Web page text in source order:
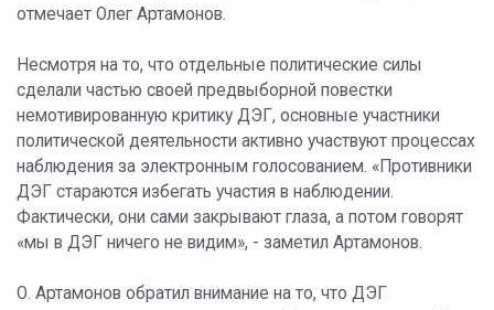
отмечает Олег Артамонов.
Несмотря на то, что отдельные политические силы
сделали частью своей предвыборной повестки
немотивированную критику ДЭГ, основные участники
политической деятельности активно участвуют процессах
наблюдения за электронным голосованием. «Противники
ДЭГ стараются избегать участия в наблюдении.
Фактически, они сами закрывают глаза, а потом говорят
«мы в ДЭГ ничего не видим», - заметил Артамонов.
О. Артамонов обратил внимание на то, что ДЭГ